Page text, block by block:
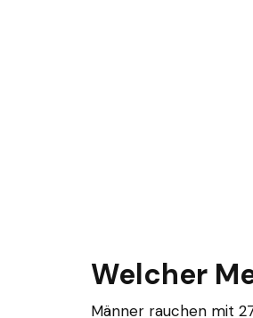
Welcher
Männer rauchen mit